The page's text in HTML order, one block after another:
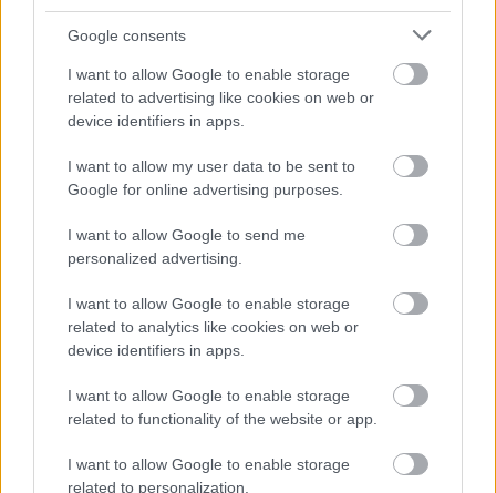
Google consents
I want to allow Google to enable storage
related to advertising like cookies on web or
device identifiers in apps.
I want to allow my user data to be sent to
Google for online advertising purposes.
I want to allow Google to send me
personalized advertising.
I want to allow Google to enable storage
related to analytics like cookies on web or
device identifiers in apps.
I want to allow Google to enable storage
related to functionality of the website or app.
I want to allow Google to enable storage
related to personalization.
PHOTO STORIES
Η σιωπή του θεού